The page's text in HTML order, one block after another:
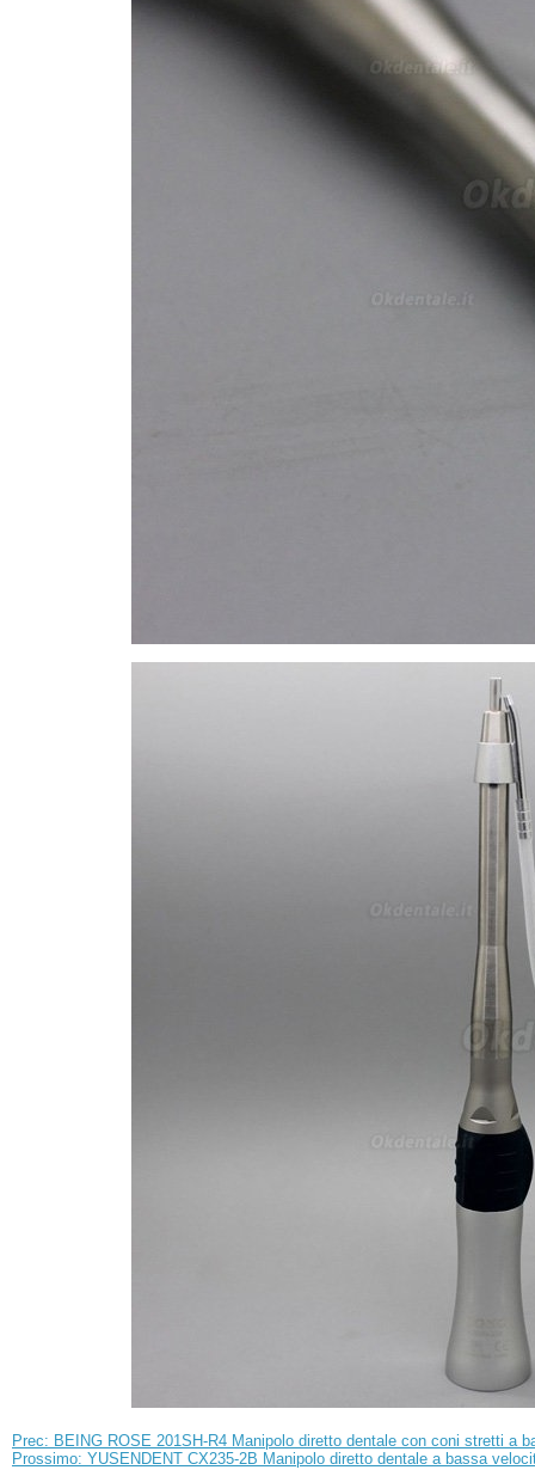
Prec: BEING ROSE 201SH-R4 Manipolo diretto dentale con coni stretti a
Prossimo: YUSENDENT CX235-2B Manipolo diretto dentale a bassa